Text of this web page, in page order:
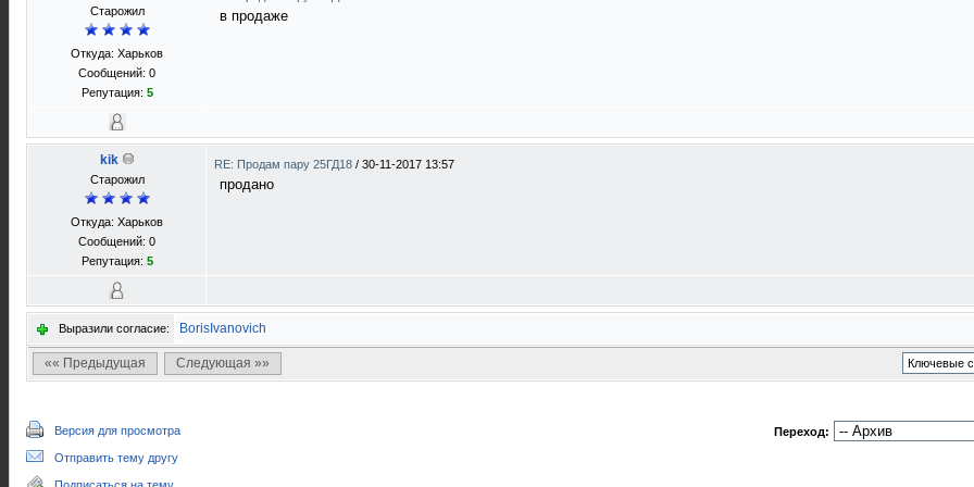
Старожил
Откуда: Харьков
Сообщений: 0
Репутация: 5
в продаже
kik
Старожил
Откуда: Харьков
Сообщений: 0
Репутация: 5
RE: Продам пару 25ГД18 / 30-11-2017 13:57
продано
Выразили согласие: BorisIvanovich
«« Предыдущая Следующая »»
Версия для просмотра
Отправить тему другу
Переход: